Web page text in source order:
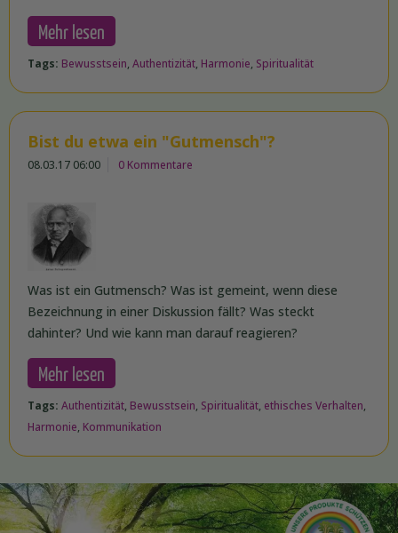
Mehr lesen
Tags: Bewusstsein, Authentizität, Harmonie, Spiritualität
Bist du etwa ein "Gutmensch"?
08.03.17 06:00 0 Kommentare
Was ist ein Gutmensch? Was ist gemeint, wenn diese
Bezeichnung in einer Diskussion fällt? Was steckt
dahinter? Und wie kann man darauf reagieren?
Mehr lesen
Tags: Authentizität, Bewusstsein, Spiritualität, ethisches Verhalten,
Harmonie, Kommunikation